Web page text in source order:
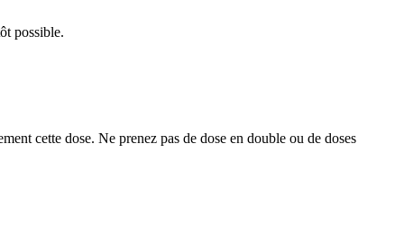
possible.
cette dose. Ne prenez pas de dose en double ou de doses